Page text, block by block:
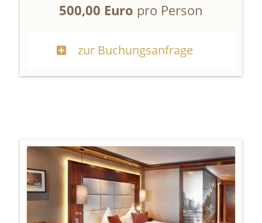
500,00 Euro pro Person
zur Buchungsanfrage